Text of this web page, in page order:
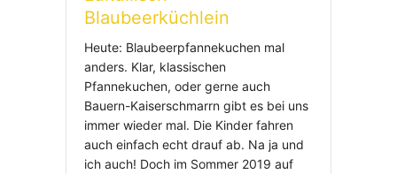
Blaubeerküchlein
Heute: Blaubeerpfannekuchen mal
anders. Klar, klassischen
Pfannekuchen, oder gerne auch
Bauern-Kaiserschmarrn gibt es bei uns
immer wieder mal. Die Kinder fahren
auch einfach echt drauf ab. Na ja und
ich auch! Doch im Sommer 2019 auf